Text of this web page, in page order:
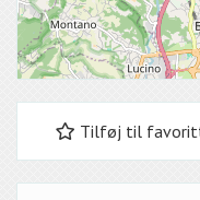
Tilføj til